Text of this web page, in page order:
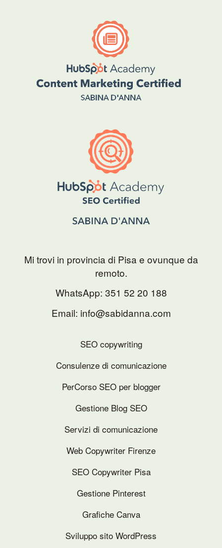
Mi trovi in provincia di Pisa e ovunque da
remoto.
WhatsApp: 351 52 20 188
Email: info@sabidanna.com
SEO copywriting
Consulenze di comunicazione
PerCorso SEO per blogger
Gestione Blog SEO
Servizi di comunicazione
Web Copywriter Firenze
SEO Copywriter Pisa
Gestione Pinterest
Grafiche Canva
Sviluppo sito WordPress